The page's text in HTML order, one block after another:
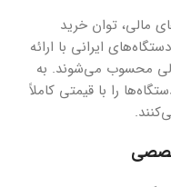
مالی، توان خرید
ایرانی با ارائه
محسوب می‌شوند. به
را با قیمتی کاملاً